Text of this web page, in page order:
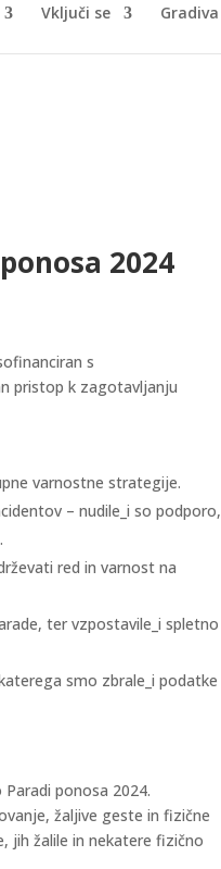
Vključi se Gradiva
2024
s
pristop k zagotavljanju
varnostne strategije.
– nudile_i so podporo,
red in varnost na
ter vzpostavile_i spletno
smo zbrale_i podatke
ponosa 2024.
žaljive geste in fizične
jih žalile in nekatere fizično